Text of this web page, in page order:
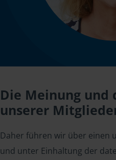
Die Meinung und
unserer
Daher führen wir über einen
und unter Einhaltung der